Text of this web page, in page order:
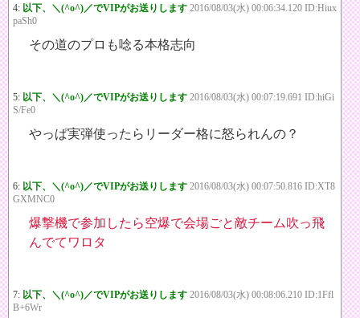
4: 以下、＼(^o^)／でVIPがお送りします 2016/08/03(水) 00:06:34.120 ID:Hiux
paSh0
その道のプロも唸る本格志向
5: 以下、＼(^o^)／でVIPがお送りします 2016/08/03(水) 00:07:19.691 ID:hiGi
S/Fe0
やっぱ実弾使ったらリーダー格に怒られんの？
6: 以下、＼(^o^)／でVIPがお送りします 2016/08/03(水) 00:07:50.816 ID:XT8
GXMNC0
爆撃機で参加したら空爆で会場ごと敵チーム吹っ飛
んでてワロタ
7: 以下、＼(^o^)／でVIPがお送りします 2016/08/03(水) 00:08:06.210 ID:1Ffl
B+6Wr